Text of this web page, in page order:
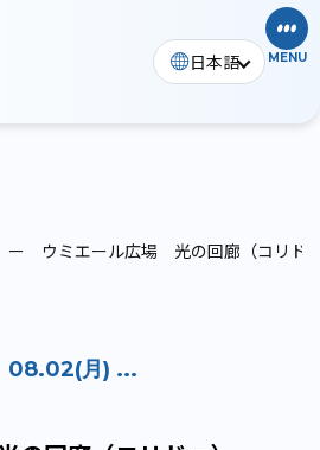
日本語 MENU
ー ウミエール広場 光の回廊（コリド
08.02(月) ...